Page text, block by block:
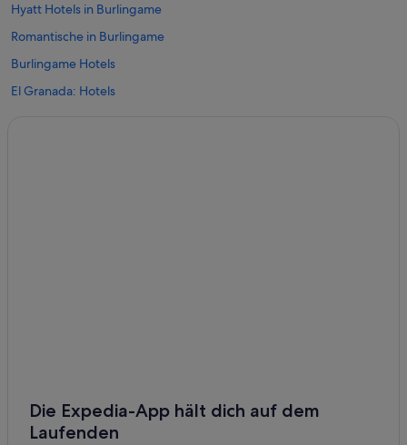
Hyatt Hotels in Burlingame
Romantische in Burlingame
Burlingame Hotels
El Granada: Hotels
Die Expedia-App hält dich auf dem
Laufenden